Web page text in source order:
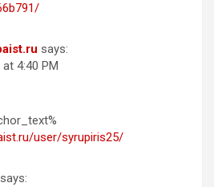
says:
4:40 PM
user/syrupiris25/
says: